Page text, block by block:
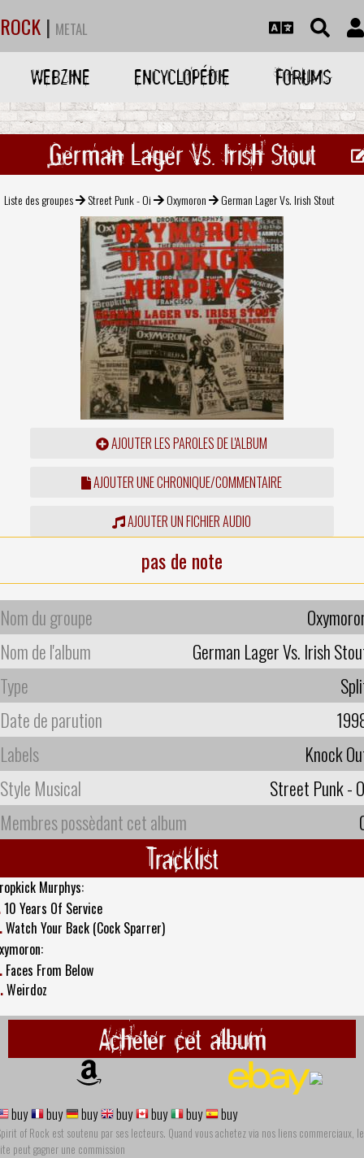
ROCK | METAL
WEBZINE ENCYCLOPÉDIE FORUMS
German Lager Vs. Irish Stout
Liste des groupes Street Punk - Oi Oxymoron German Lager Vs. Irish Stout
AJOUTER LES PAROLES DE L'ALBUM
AJOUTER UNE CHRONIQUE/COMMENTAIRE
AJOUTER UN FICHIER AUDIO
pas de note
Nom du groupe
Nom de l'album
German Lager Vs. Irish
Type
Date de parution
Labels
Knock
Style Musical
Street Punk -
Membres possèdant cet album
Tracklist
Murphys:
10 Years Of Service
Watch Your Back (Cock Sparrer)
Faces From Below
Weirdoz
Acheter cet album
buy buy buy buy buy buy buy
of Rock est soutenu par ses lecteurs. Quand vous achetez via nos liens commerciaux, le
peut gagner une commission